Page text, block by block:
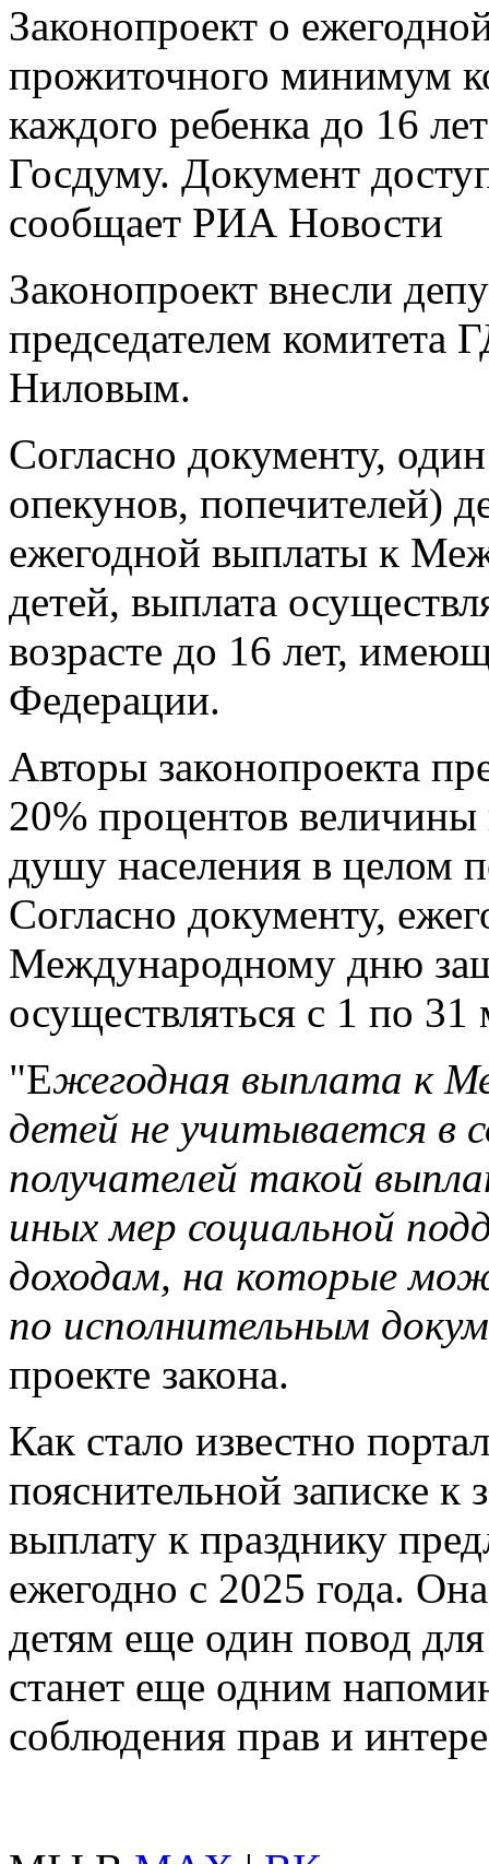
Законопроект о
прожиточного минимум
каждого ребенка до 16
Госдуму. Документ
сообщает РИА Новости
Законопроект внесли
председателем комитета
Ниловым.
Согласно документу,
опекунов, попечителей)
ежегодной выплаты к
детей, выплата
возрасте до 16 лет,
Федерации.
Авторы законопроекта
20% процентов
душу населения в целом
Согласно документу,
Международному дню
осуществляться с 1 по 31
"Ежегодная выплата к
детей не учитывается в
получателей такой
иных мер социальной
доходам, на которые
по исполнительным
проекте закона.
Как стало известно
пояснительной записке к
выплату к празднику
ежегодно с 2025 года.
детям еще один повод
станет еще одним
соблюдения прав и